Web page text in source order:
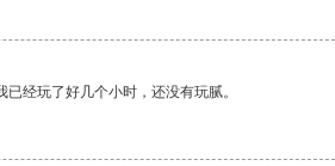
经玩了好几个小时，还没有玩腻。